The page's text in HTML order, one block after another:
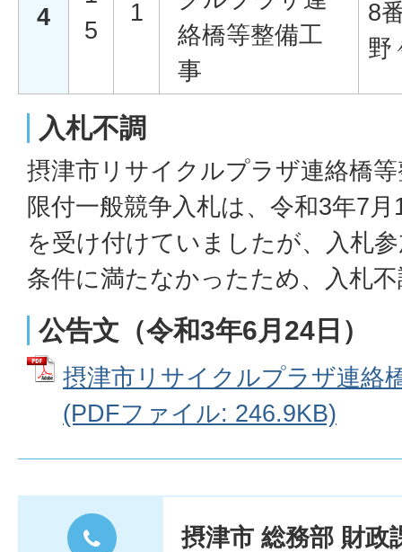
4
5
1
絡橋等整備工
事
8
野
入札不調
摂津市リサイクルプラザ連絡橋
限付一般競争入札は、令和3年7
を受け付けていましたが、入札
条件に満たなかったため、入札
公告文（令和3年6月24日）
摂津市リサイクルプラザ連絡
(PDFファイル: 246.9KB)
摂津市 総務部 財政